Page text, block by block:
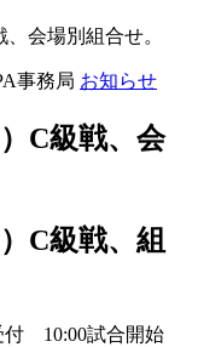
会場別組合せ。
事務局 お知らせ
C級戦、会
C級戦、組
付 10:00試合開始